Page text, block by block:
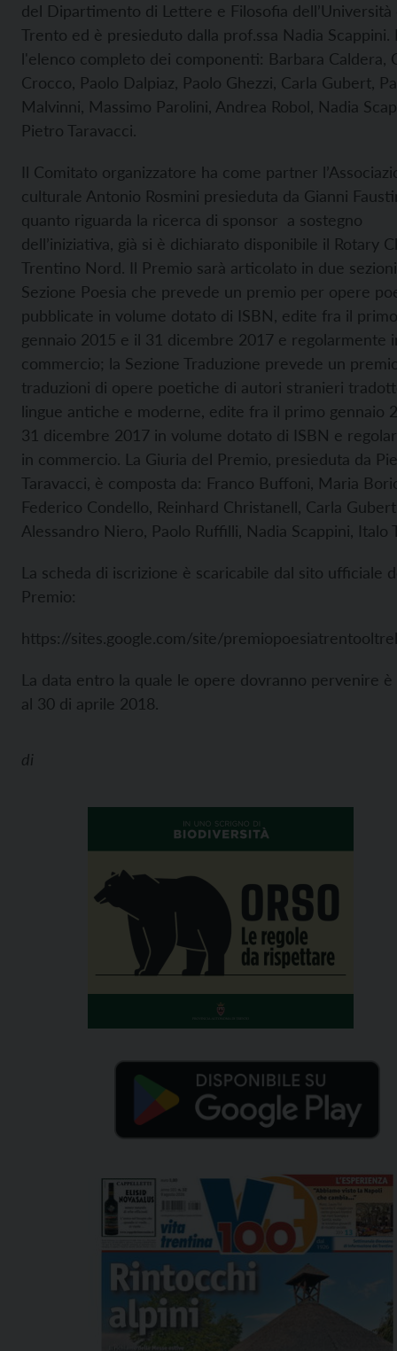
del Dipartimento di Lettere e Filosofia dell’Università
Trento ed è presieduto dalla prof.ssa Nadia Scappini.
l'elenco completo dei componenti: Barbara Caldera,
Crocco, Paolo Dalpiaz, Paolo Ghezzi, Carla Gubert,
Malvinni, Massimo Parolini, Andrea Robol, Nadia
Pietro Taravacci.
Il Comitato organizzatore ha come partner
culturale Antonio Rosmini presieduta da Gianni
quanto riguarda la ricerca di sponsor a sostegno
dell’iniziativa, già si è dichiarato disponibile il Rotary
Trentino Nord. Il Premio sarà articolato in due
Sezione Poesia che prevede un premio per opere
pubblicate in volume dotato di ISBN, edite fra il primo
gennaio 2015 e il 31 dicembre 2017 e regolarmente
commercio; la Sezione Traduzione prevede un
traduzioni di opere poetiche di autori stranieri
lingue antiche e moderne, edite fra il primo gennaio
31 dicembre 2017 in volume dotato di ISBN e
in commercio. La Giuria del Premio, presieduta da
Taravacci, è composta da: Franco Buffoni, Maria
Federico Condello, Reinhard Christanell, Carla
Alessandro Niero, Paolo Ruffilli, Nadia Scappini, Italo
La scheda di iscrizione è scaricabile dal sito ufficiale
Premio:
https://sites.google.com/site/
La data entro la quale le opere dovranno pervenire è
al 30 di aprile 2018.
di